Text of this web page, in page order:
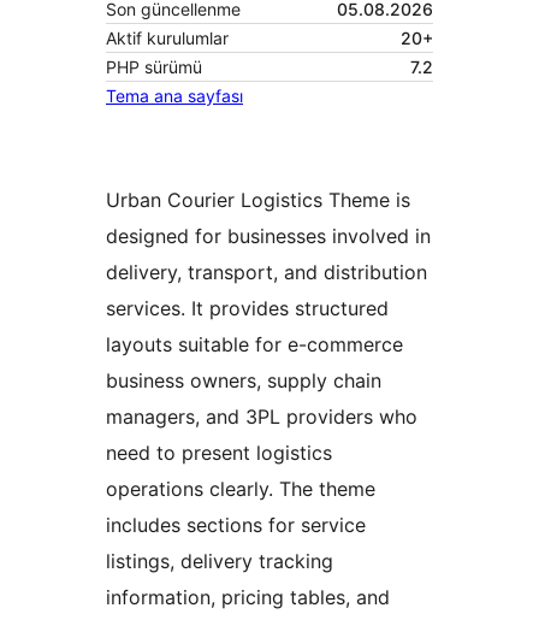
Son güncellenme
05.08.2026
Aktif kurulumlar
20+
PHP sürümü
7.2
Tema ana sayfası
Urban Courier Logistics Theme is
designed for businesses involved in
delivery, transport, and distribution
services. It provides structured
layouts suitable for e-commerce
business owners, supply chain
managers, and 3PL providers who
need to present logistics
operations clearly. The theme
includes sections for service
listings, delivery tracking
information, pricing tables, and